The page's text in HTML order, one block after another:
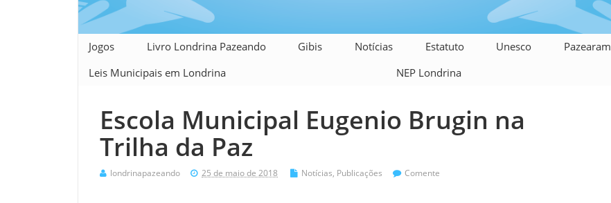
Jogos Livro Londrina Pazeando Gibis Notícias Estatuto Unesco
Pazearam
Leis Municipais em Londrina
NEP Londrina
Escola Municipal Eugenio Brugin na
Trilha da Paz
londrinapazeando 25 de maio de 2018 Notícias, Publicações Comente